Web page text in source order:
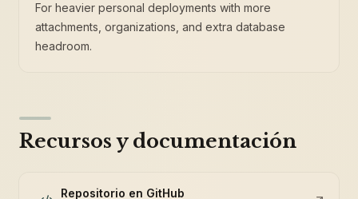
For heavier personal deployments with more
attachments, organizations, and extra database
headroom.
Recursos y documentación
Repositorio en GitHub